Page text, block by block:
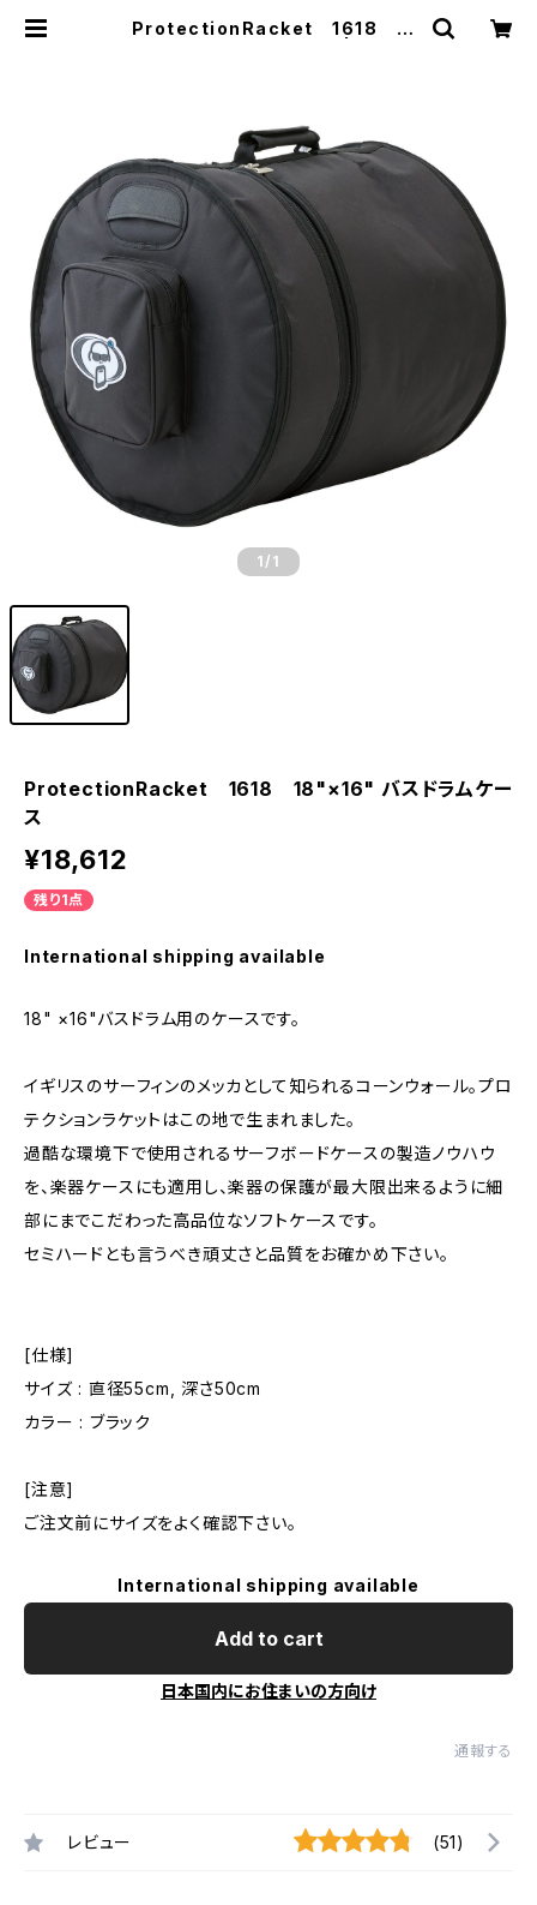
ProtectionRacket 1618 1
1 /1
ProtectionRacket 1618 18"×16" バスドラムケー
ス
¥18,612
残り1点
International shipping available
18" ×16"バスドラム用のケースです。
イギリスのサーフィンのメッカとして知られるコーンウォール。プロ
テクションラケットはこの地で生まれました。
過酷な環境下で使用されるサーフボードケースの製造ノウハウ
を、楽器ケースにも適用し、楽器の保護が最大限出来るように細
部にまでこだわった高品位なソフトケースです。
セミハードとも言うべき頑丈さと品質をお確かめ下さい。
[仕様]
サイズ : 直径55cm, 深さ50cm
カラー : ブラック
[注意]
ご注文前にサイズをよく確認下さい。
International shipping available
Add to cart
日本国内にお住まいの方向け
通報する
レビュー (51)